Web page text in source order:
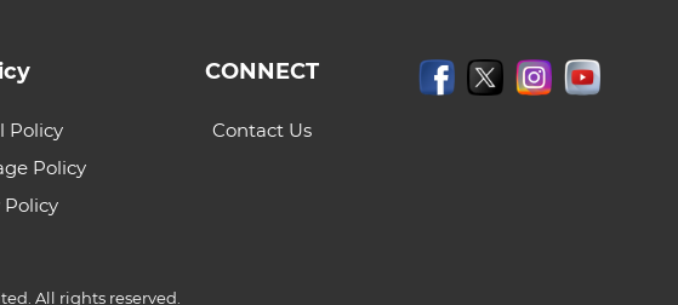
Policy
Policy
Policy
CONNECT
Contact Us
All rights reserved.